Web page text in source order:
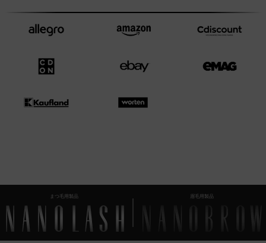
まつ毛用製品 眉毛用製品